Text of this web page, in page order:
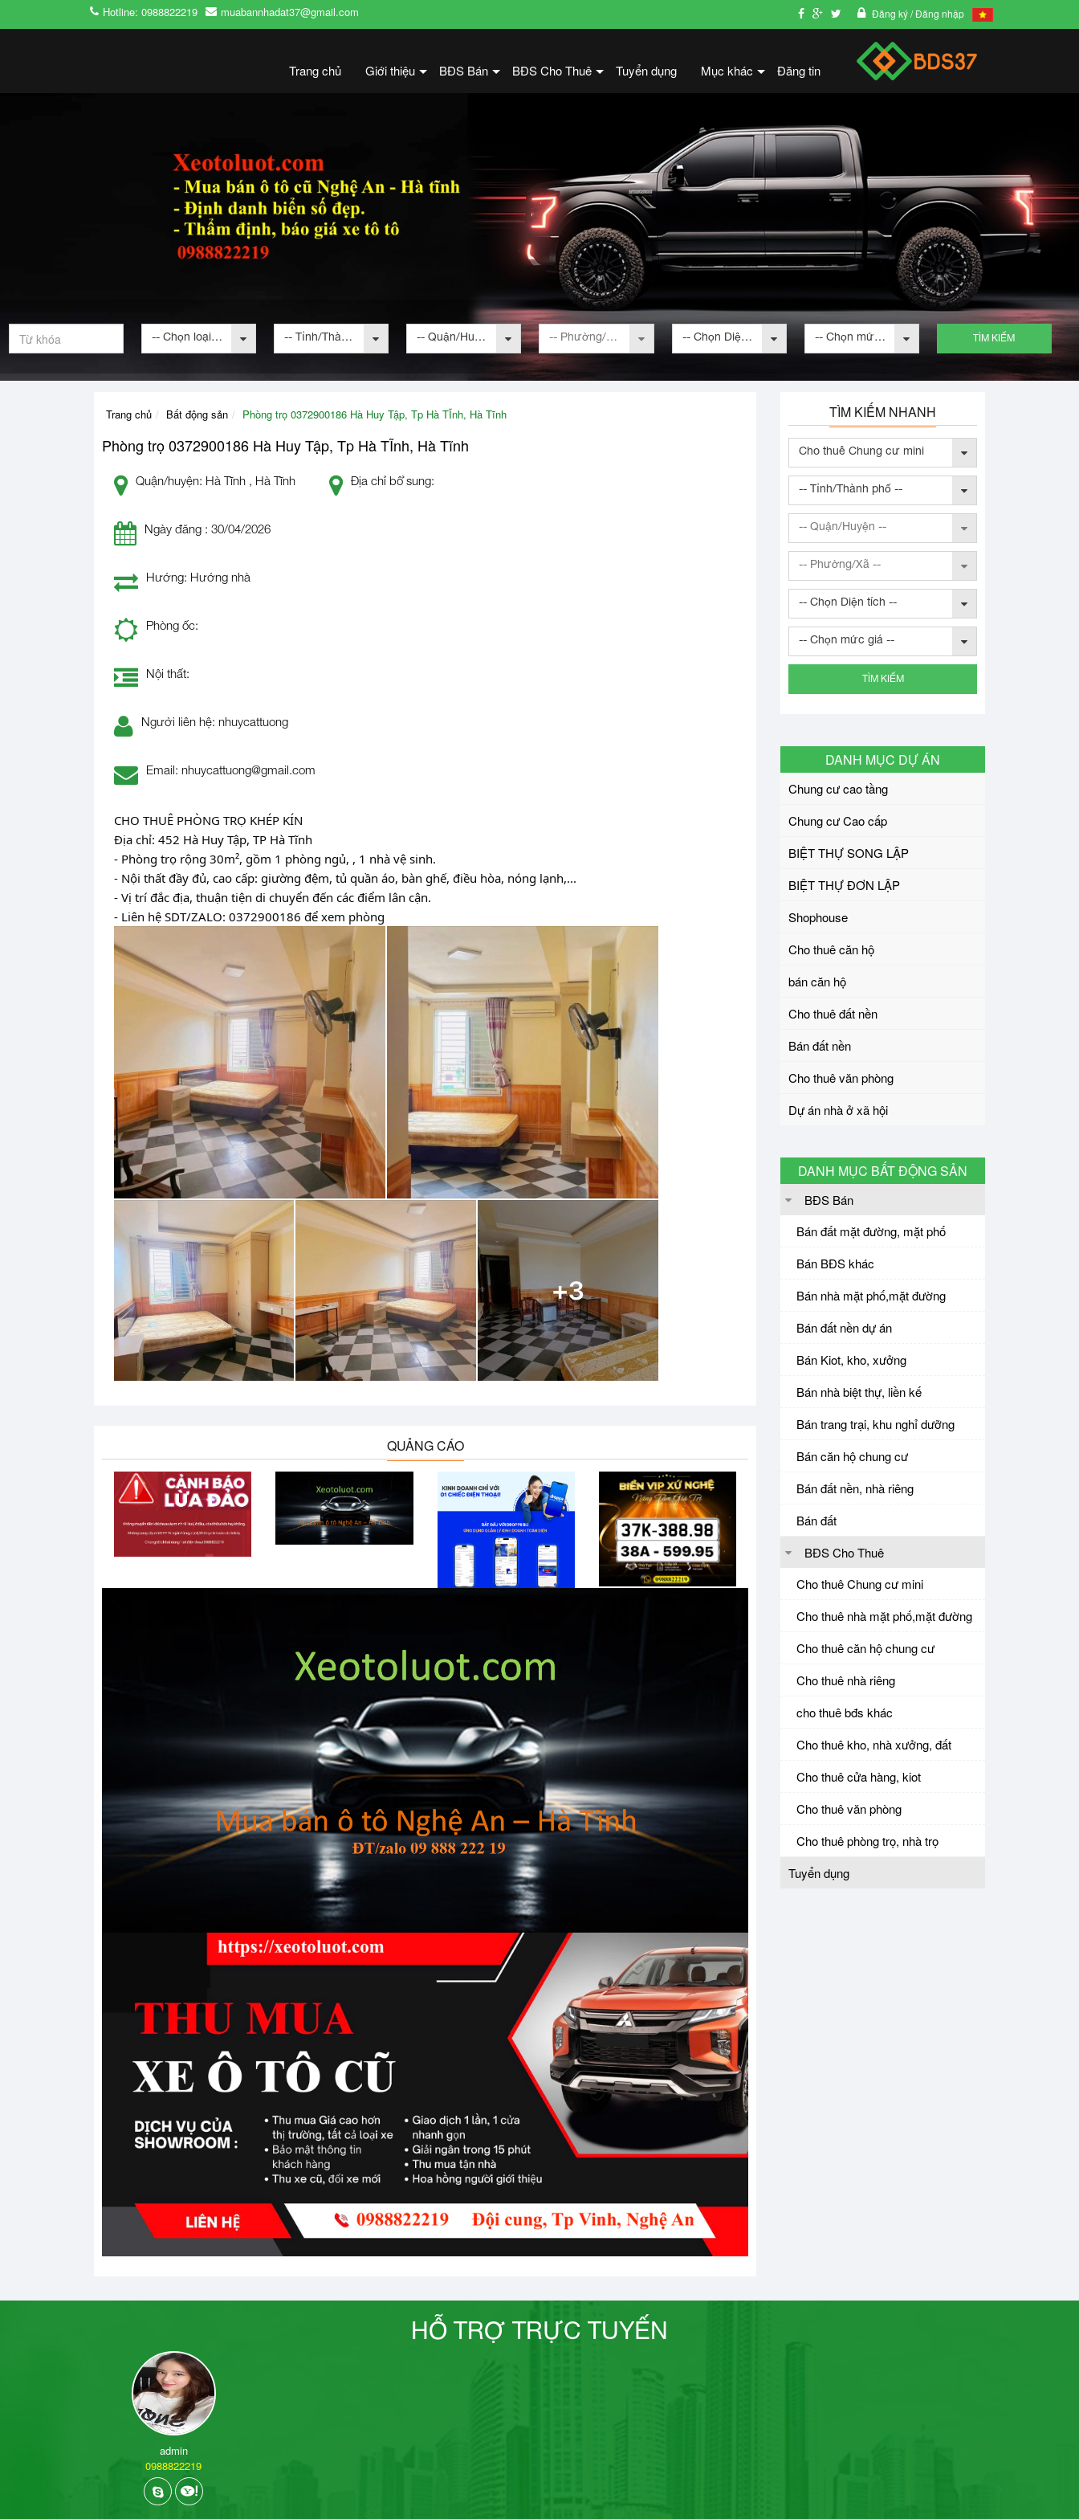
Hotline: 0988822219 muabannhadat37@gmail.com Đăng ký/ Đăng nhập
Trang chủ Giới thiệu BĐS Bán BĐS Cho Thuê Tuyển dụng Mục khác Đăng tin
-- Chọn loại bất động sản -- -- Tỉnh/Thành phố -- -- Quận/Huyện -- -- Phường/Xã -- -- Chọn Diện tích -- -- Chọn mức giá -- TÌM KIẾM
Trang chủ Bất động sản Phòng trọ 0372900186 Hà Huy Tập, Tp Hà TĨnh, Hà Tĩnh
Phòng trọ 0372900186 Hà Huy Tập, Tp Hà TĨnh, Hà Tĩnh
Quận/huyện: Hà Tĩnh , Hà Tĩnh Địa chỉ bổ sung:
Ngày đăng : 30/04/2026
Hướng: Hướng nhà
Phòng ốc:
Nội thất:
Người liên hệ: nhuycattuong
Email: nhuycattuong@gmail.com
CHO THUÊ PHÒNG TRỌ KHÉP KÍN
Địa chỉ: 452 Hà Huy Tập, TP Hà Tĩnh
- Phòng trọ rộng 30m², gồm 1 phòng ngủ, , 1 nhà vệ sinh.
- Nội thất đầy đủ, cao cấp: giường đệm, tủ quần áo, bàn ghế, điều hòa, nóng lạnh,...
- Vị trí đắc địa, thuận tiện di chuyển đến các điểm lân cận.
- Liên hệ SDT/ZALO: 0372900186 để xem phòng
QUẢNG CÁO
TÌM KIẾM NHANH
Cho thuê Chung cư mini
-- Tỉnh/Thành phố --
-- Quận/Huyện --
-- Phường/Xã --
-- Chọn Diện tích --
-- Chọn mức giá --
TÌM KIẾM
DANH MỤC DỰ ÁN
Chung cư cao tầng
Chung cư Cao cấp
BIỆT THỰ SONG LẬP
BIỆT THỰ ĐƠN LẬP
Shophouse
Cho thuê căn hộ
bán căn hộ
Cho thuê đất nền
Bán đất nền
Cho thuê văn phòng
Dự án nhà ở xã hội
DANH MỤC BẤT ĐỘNG SẢN
BĐS Bán
Bán đất mặt đường, mặt phố
Bán BĐS khác
Bán nhà mặt phố,mặt đường
Bán đất nền dự án
Bán Kiot, kho, xưởng
Bán nhà biệt thự, liền kế
Bán trang trại, khu nghỉ dưỡng
Bán căn hộ chung cư
Bán đất nền, nhà riêng
Bán đất
BĐS Cho Thuê
Cho thuê Chung cư mini
Cho thuê nhà mặt phố,mặt đường
Cho thuê căn hộ chung cư
Cho thuê nhà riêng
cho thuê bđs khác
Cho thuê kho, nhà xưởng, đất
Cho thuê cửa hàng, kiot
Cho thuê văn phòng
Cho thuê phòng trọ, nhà trọ
Tuyển dụng
HỖ TRỢ TRỰC TUYẾN
admin
0988822219